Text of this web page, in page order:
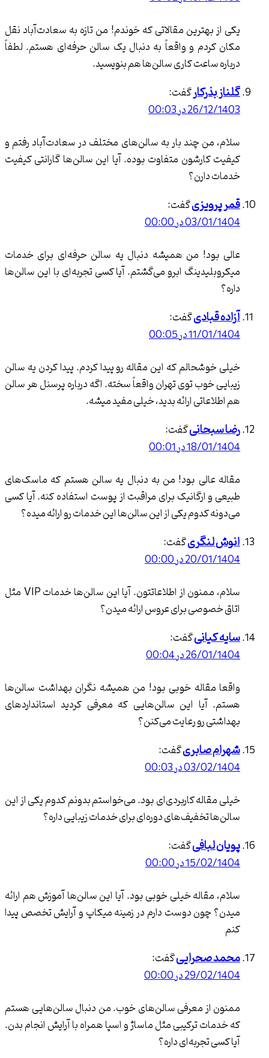
سالن زیبایی عاطفه انتظاری
این سالن با تیمی متخصص و با
تغییرات زیبایی مو و دیگر خدمات
زیبایی ارائه می‌دهد. استفاده از
باکیفیت، این سالن را به یکی از
بهترین انتخاب‌ها تبدیل کرده است.
از ویژگی‌های برجسته سالن عاطفه
انتظاری می‌توان به مشاوره تخصصی
و به ‌کارگیری روش‌های پیشرفته برای
ارائه بهترین نتایج اشاره کرد.
خدمات سالن زیبایی عاطفه انتظاری
– کوتاهی و مدل‌دهی به مو
– شینیون و بافت‌های متنوع
– میکاپ حرفه ‌ای عروس و مجالس
– خدمات تخصصی پوست و
پاکسازی
بهترین مقالاتی که خوندم! من تازه به سعادت‌آباد نقل
و واقعاً به دنبال یک سالن حرفه‌ای هستم. لطفاً
ساعت کاری سالن‌ها هم بنویسید.
گفت:
در 00:03
من چند بار به سالن‌های مختلف در سعادت‌آباد رفتم و
کارشون متفاوت بوده. آیا این سالن‌ها گارانتی کیفیت
دارن؟
گفت:
در 00:00
من همیشه دنبال یه سالن حرفه‌ای برای خدمات
ابرو می‌گشتم. آیا کسی تجربه‌ای با این سالن‌ها
قبادیگفت:
در 00:05
که این مقاله رو پیدا کردم. پیدا کردن یه سالن
خوب توی تهران واقعاً سخته. اگه درباره پرسنل هر سالن
ارائه بدید، خیلی مفید میشه.
گفت:
در 00:01
عالی بود! من به دنبال یه سالن هستم که ماسک‌های
و ارگانیک برای مراقبت از پوست استفاده کنه. آیا کسی
کدوم یکی از این سالن‌ها این خدمات رو ارائه میده؟
لنگریگفت:
در 00:00
سلام، ممنون از اطلاعاتتون. آیا این سالن‌ها خدمات VIP مثل
برای عروس ارائه میدن؟
گفت:
در 00:04
مقاله خوبی بود! من همیشه نگران بهداشت سالن‌ها
آیا این سالن‌هایی که معرفی کردید استانداردهای
رو رعایت می‌کنن؟
صابریگفت:
در 00:03
کاربردی‌ای بود. می‌خواستم بدونم کدوم یکی از این
تخفیف‌های دوره‌ای برای خدمات زیبایی داره؟
لبافیگفت:
در 00:00
مقاله خیلی خوبی بود. آیا این سالن‌ها آموزش هم ارائه
چون دوست دارم در زمینه میکاپ و آرایش تخصص پیدا
صحراییگفت:
در 00:00
از معرفی سالن‌های خوب. من دنبال سالن‌هایی هستم
ترکیبی مثل ماساژ و اسپا همراه با آرایش انجام بدن.
تجربه‌ای داره؟